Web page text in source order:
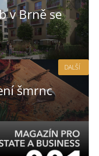
v Brně se
šmrnc
DALŠÍ